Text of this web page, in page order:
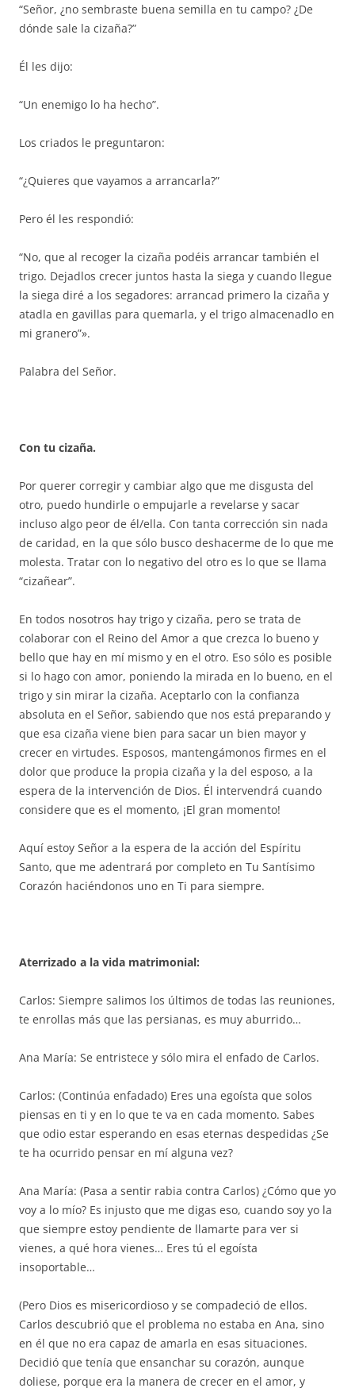
“Señor, ¿no sembraste buena semilla en tu campo? ¿De
dónde sale la cizaña?”
Él les dijo:
“Un enemigo lo ha hecho”.
Los criados le preguntaron:
“¿Quieres que vayamos a arrancarla?”
Pero él les respondió:
“No, que al recoger la cizaña podéis arrancar también el
trigo. Dejadlos crecer juntos hasta la siega y cuando llegue
la siega diré a los segadores: arrancad primero la cizaña y
atadla en gavillas para quemarla, y el trigo almacenadlo en
mi granero”».
Palabra del Señor.
Con tu cizaña.
Por querer corregir y cambiar algo que me disgusta del
otro, puedo hundirle o empujarle a revelarse y sacar
incluso algo peor de él/ella. Con tanta corrección sin nada
de caridad, en la que sólo busco deshacerme de lo que me
molesta. Tratar con lo negativo del otro es lo que se llama
“cizañear”.
En todos nosotros hay trigo y cizaña, pero se trata de
colaborar con el Reino del Amor a que crezca lo bueno y
bello que hay en mí mismo y en el otro. Eso sólo es posible
si lo hago con amor, poniendo la mirada en lo bueno, en el
trigo y sin mirar la cizaña. Aceptarlo con la confianza
absoluta en el Señor, sabiendo que nos está preparando y
que esa cizaña viene bien para sacar un bien mayor y
crecer en virtudes. Esposos, mantengámonos firmes en el
dolor que produce la propia cizaña y la del esposo, a la
espera de la intervención de Dios. Él intervendrá cuando
considere que es el momento, ¡El gran momento!
Aquí estoy Señor a la espera de la acción del Espíritu
Santo, que me adentrará por completo en Tu Santísimo
Corazón haciéndonos uno en Ti para siempre.
Aterrizado a la vida matrimonial:
Carlos: Siempre salimos los últimos de todas las reuniones,
te enrollas más que las persianas, es muy aburrido…
Ana María: Se entristece y sólo mira el enfado de Carlos.
Carlos: (Continúa enfadado) Eres una egoísta que solos
piensas en ti y en lo que te va en cada momento. Sabes
que odio estar esperando en esas eternas despedidas ¿Se
te ha ocurrido pensar en mí alguna vez?
Ana María: (Pasa a sentir rabia contra Carlos) ¿Cómo que yo
voy a lo mío? Es injusto que me digas eso, cuando soy yo la
que siempre estoy pendiente de llamarte para ver si
vienes, a qué hora vienes… Eres tú el egoísta
insoportable…
(Pero Dios es misericordioso y se compadeció de ellos.
Carlos descubrió que el problema no estaba en Ana, sino
en él que no era capaz de amarla en esas situaciones.
Decidió que tenía que ensanchar su corazón, aunque
doliese, porque era la manera de crecer en el amor, y